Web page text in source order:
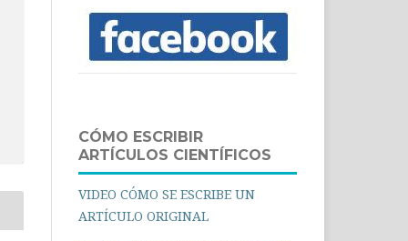
CÓMO ESCRIBIR
ARTÍCULOS CIENTÍFICOS
VIDEO CÓMO SE ESCRIBE UN
ARTÍCULO ORIGINAL